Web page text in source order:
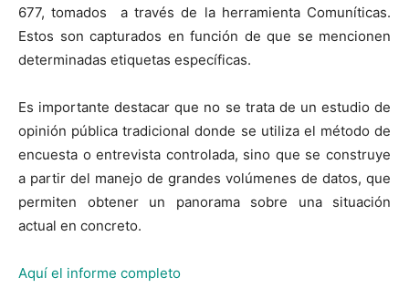
677, tomados a través de la herramienta Comuníticas.
Estos son capturados en función de que se mencionen
determinadas etiquetas específicas.
Es importante destacar que no se trata de un estudio de
opinión pública tradicional donde se utiliza el método de
encuesta o entrevista controlada, sino que se construye
a partir del manejo de grandes volúmenes de datos, que
permiten obtener un panorama sobre una situación
actual en concreto.
Aquí el informe completo